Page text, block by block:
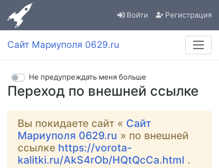
Войти Регистрация
Сайт Мариуполя 0629.ru
Переход по внешней ссылке
Не предупреждать меня больше
Вы покидаете сайт « Сайт
Мариуполя 0629.ru » по внешней
ссылке https://vorota-
kalitki.ru/AkS4rOb/HQtQcCa.html .